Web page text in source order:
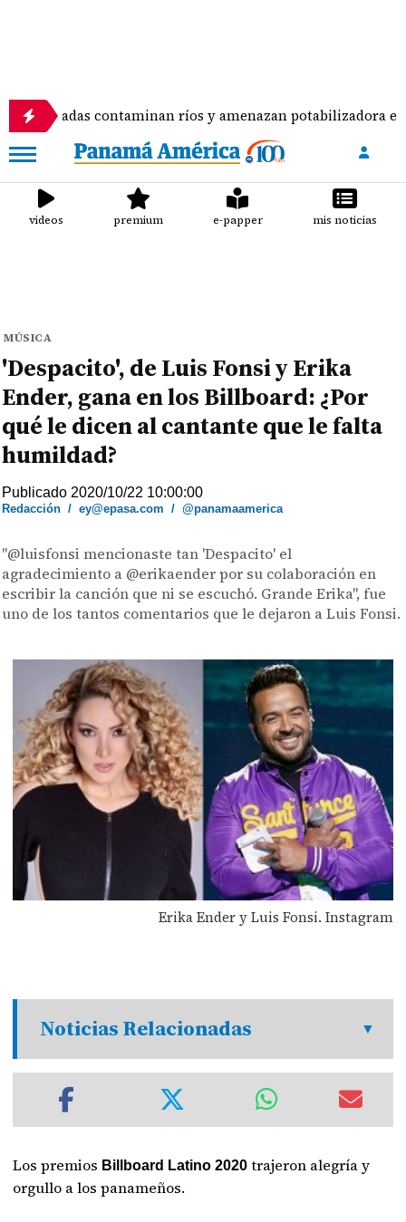
contaminan ríos y amenazan potabilizadora en La
videos premium e-papper mis noticias
MÚSICA
'Despacito', de Luis Fonsi y Erika
Ender, gana en los Billboard: ¿Por
qué le dicen al cantante que le falta
humildad?
Publicado 2020/10/22 10:00:00
Redacción /ey@epasa.com /@panamaamerica
"@luisfonsi mencionaste tan 'Despacito' el
agradecimiento a @erikaender por su colaboración en
escribir la canción que ni se escuchó. Grande Erika", fue
uno de los tantos comentarios que le dejaron a Luis Fonsi.
Erika Ender y Luis Fonsi. Instagram
Noticias Relacionadas
Los premios Billboard Latino 2020 trajeron alegría y
orgullo a los panameños.